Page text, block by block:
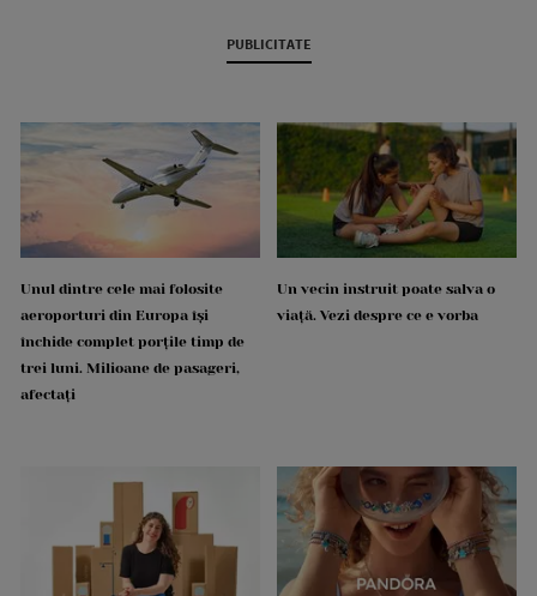
PUBLICITATE
Unul dintre cele mai folosite
aeroporturi din Europa își
închide complet porțile timp de
trei luni. Milioane de pasageri,
afectați
Un vecin instruit poate salva o
viață. Vezi despre ce e vorba